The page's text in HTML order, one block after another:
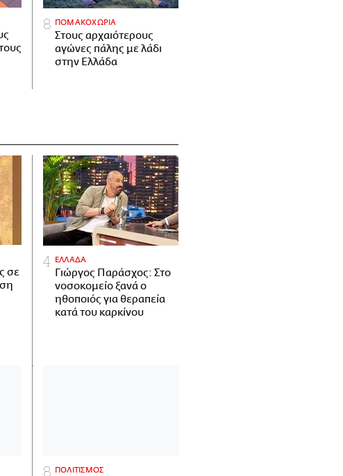
ΠΟΜΑΚΟΧΩΡΙΑ
Στους αρχαιότερους
αγώνες πάλης με λάδι
στην Ελλάδα
σε
ΕΛΛΑΔΑ
Γιώργος Παράσχος: Στο
νοσοκομείο ξανά ο
ηθοποιός για θεραπεία
κατά του καρκίνου
ΠΟΛΙΤΙΣΜΟΣ